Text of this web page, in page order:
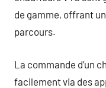
de gamme, offrant
parcours.
La commande d’un
facilement via des